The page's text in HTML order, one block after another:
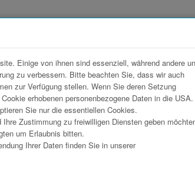
Einige von ihnen sind essenziell, während andere
zu verbessern. Bitte beachten Sie, dass wir auch
zur Verfügung stellen. Wenn Sie deren Setzung
erhobenen personenbezogene Daten in die USA.
Sie nur die essentiellen Cookies.
Zustimmung zu freiwilligen Diensten geben
um Erlaubnis bitten.
Ihrer Daten finden Sie in unserer